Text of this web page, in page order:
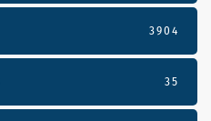
3904
35